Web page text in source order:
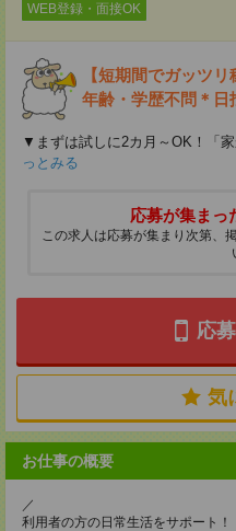
WEB登録・面接OK
【短期間でガッツリ
年齢・学歴不問＊
▼まずは試しに2カ月～OK！「
っとみる
応募が集まっ
この求人は応募が集まり次第、
応
気
お仕事の概要
／
利用者の方の日常生活をサポート！